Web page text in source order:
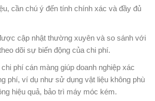
cần chú ý đến tính chính xác và đầy đủ
cập nhật thường xuyên và so sánh với
dõi sự biến động của chi phí.
phí cán màng giúp doanh nghiệp xác
phí, ví dụ như sử dụng vật liệu không phù
hiệu quả, bảo trì máy móc kém.